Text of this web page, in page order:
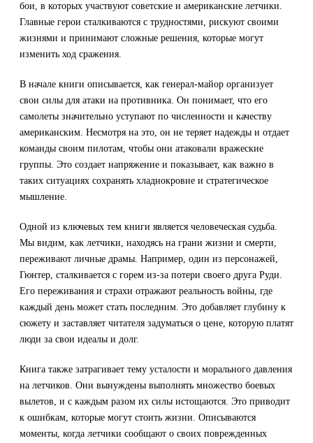
бои, в которых участвуют советские и американские летчики.
Главные герои сталкиваются с трудностями, рискуют своими
жизнями и принимают сложные решения, которые могут
изменить ход сражения.
В начале книги описывается, как генерал-майор организует
свои силы для атаки на противника. Он понимает, что его
самолеты значительно уступают по численности и качеству
американским. Несмотря на это, он не теряет надежды и отдает
команды своим пилотам, чтобы они атаковали вражеские
группы. Это создает напряжение и показывает, как важно в
таких ситуациях сохранять хладнокровие и стратегическое
мышление.
Одной из ключевых тем книги является человеческая судьба.
Мы видим, как летчики, находясь на грани жизни и смерти,
переживают личные драмы. Например, один из персонажей,
Гюнтер, сталкивается с горем из-за потери своего друга Руди.
Его переживания и страхи отражают реальность войны, где
каждый день может стать последним. Это добавляет глубину к
сюжету и заставляет читателя задуматься о цене, которую платят
люди за свои идеалы и долг.
Книга также затрагивает тему усталости и морального давления
на летчиков. Они вынуждены выполнять множество боевых
вылетов, и с каждым разом их силы истощаются. Это приводит
к ошибкам, которые могут стоить жизни. Описываются
моменты, когда летчики сообщают о своих поврежденных